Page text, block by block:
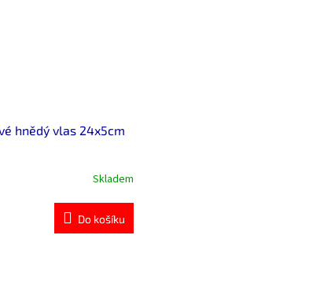
hnědý vlas 24x5cm
Skladem
Do košíku